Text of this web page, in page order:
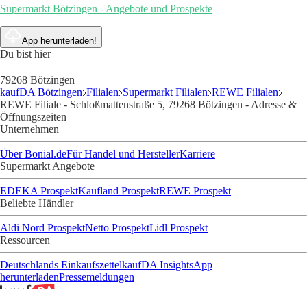
Supermarkt Bötzingen - Angebote und Prospekte
App herunterladen!
Du bist hier
79268 Bötzingen
kaufDA Bötzingen Filialen Supermarkt Filialen REWE Filialen
REWE Filiale - Schloßmattenstraße 5, 79268 Bötzingen - Adresse &
Öffnungszeiten
Unternehmen
Über Bonial.deFür Handel und HerstellerKarriere
Supermarkt Angebote
EDEKA ProspektKaufland ProspektREWE Prospekt
Beliebte Händler
Aldi Nord ProspektNetto ProspektLidl Prospekt
Ressourcen
Deutschlands EinkaufszettelkaufDA InsightsApp
herunterladenPressemeldungen